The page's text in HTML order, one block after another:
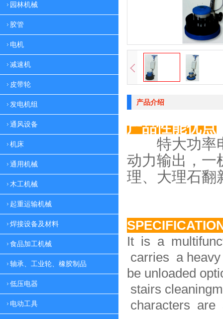
园林机械
胶管
电机
减速机
皮带轮
发电机组
通风设备
机床
通用机械
木工机械
起重运输机械
焊接设备及材料
食品加工机械
轴承、工业轮、橡胶制品
低压电器
电动工具
产品介绍
产品性能优点
特大功率电
动力输出，一
理、大理石翻
It is a
carries a
be unloaded
stairs
characters